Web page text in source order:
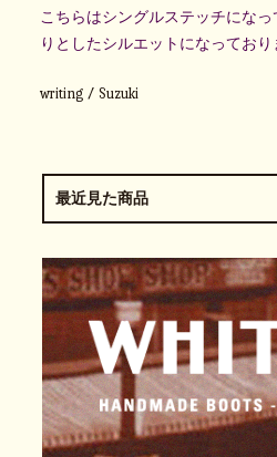
こちらはシングルステッチにな
りとしたシルエットになっており
writing / Suzuki
最近見た商品